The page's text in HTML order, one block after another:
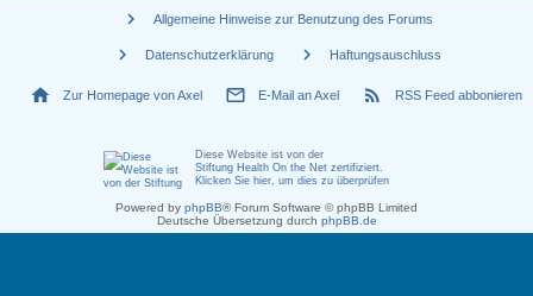
chevron_right Allgemeine Hinweise zur Benutzung des Forums
chevron_right Datenschutzerklärung chevron_right Haftungsauschluss
home Zur Homepage von Axel mail_outline E-Mail an Axel rss_feed RSS Feed abbonieren
Diese Website ist von der
Stiftung Health On the Net zertifiziert
Klicken Sie hier, um dies zu überprüfen
Powered by phpBB® Forum Software © phpBB Limited
Deutsche Übersetzung durch phpBB.de